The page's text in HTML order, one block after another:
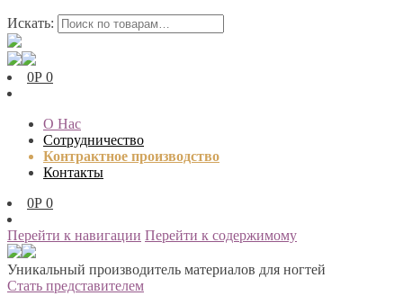
Искать:
0Р 0
О Нас
Сотрудничество
Контрактное производство
Контакты
0Р 0
Перейти к навигации Перейти к содержимому
Уникальный производитель материалов для ногтей
Стать представителем